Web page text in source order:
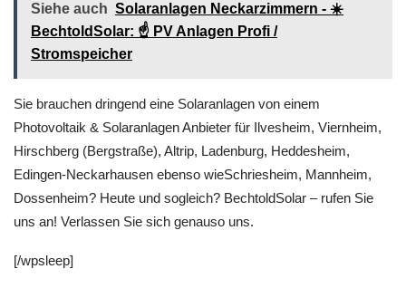
Siehe auch Solaranlagen Neckarzimmern - ☀️
BechtoldSolar: ☝️ PV Anlagen Profi /
Stromspeicher
Sie brauchen dringend eine Solaranlagen von einem
Photovoltaik & Solaranlagen Anbieter für Ilvesheim, Viernheim,
Hirschberg (Bergstraße), Altrip, Ladenburg, Heddesheim,
Edingen-Neckarhausen ebenso wieSchriesheim, Mannheim,
Dossenheim? Heute und sogleich? BechtoldSolar – rufen Sie
uns an! Verlassen Sie sich genauso uns.
[/wpsleep]